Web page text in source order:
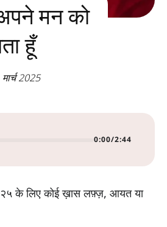
मन को
हूँ
2025
0:00/2:44
के लिए कोई ख़ास लफ़्ज़, आयत या